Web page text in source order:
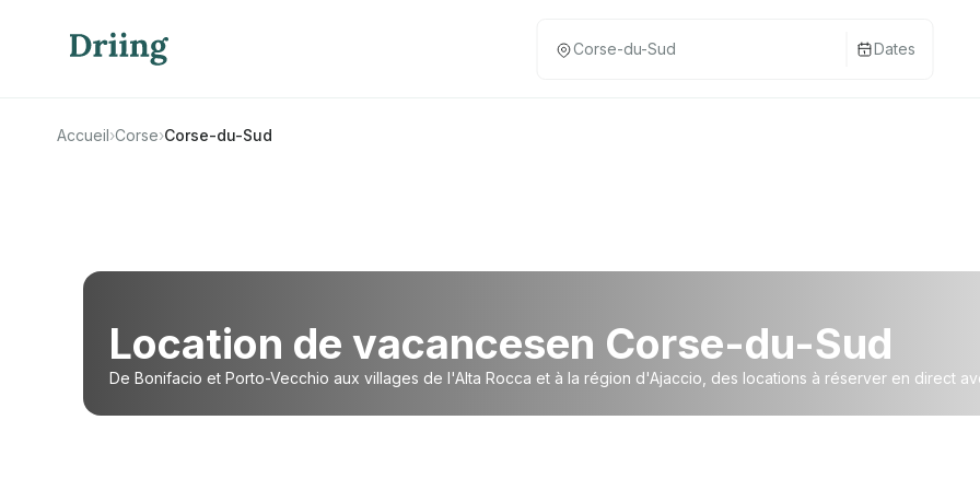
Dates
Accueil›Corse›Corse-du-Sud
Location de vacancesen Corse-du-Sud
De Bonifacio et Porto-Vecchio aux villages de l'Alta Rocca et à la région d'Ajaccio, des locations à réserver en direct